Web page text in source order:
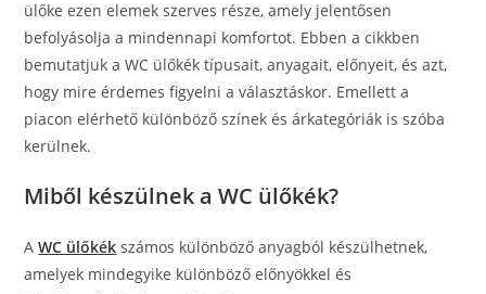
ülőke ezen elemek szerves része, amely jelentősen
befolyásolja a mindennapi komfortot. Ebben a cikkben
bemutatjuk a WC ülőkék típusait, anyagait, előnyeit, és azt,
hogy mire érdemes figyelni a választáskor. Emellett a
piacon elérhető különböző színek és árkategóriák is szóba
kerülnek.
Miből készülnek a WC ülőkék?
AWC ülőkék számos különböző anyagból készülhetnek,
amelyek mindegyike különböző előnyökkel és